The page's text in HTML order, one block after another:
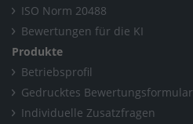
ISO Norm 20488
Bewertungen für die KI
Produkte
Betriebsprofil
Gedrucktes Bewertungsformular
Individuelle Zusatzfragen